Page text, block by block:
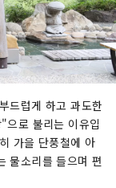
드럽게 하고 과도한
로 불리는 이유입
가을 단풍철에 아
물소리를 들으며 편